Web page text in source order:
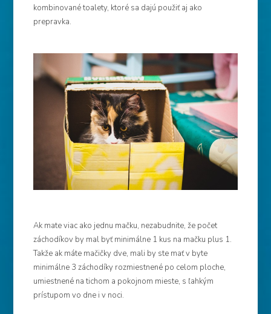
kombinované toalety, ktoré sa dajú použiť aj ako
prepravka.
Ak mate viac ako jednu mačku, nezabudnite, že počet
záchodíkov by mal byť minimálne 1 kus na mačku plus 1.
Takže ak máte mačičky dve, mali by ste mať v byte
minimálne 3 záchodíky rozmiestnené po celom ploche,
umiestnené na tichom a pokojnom mieste, s ľahkým
prístupom vo dne i v noci.